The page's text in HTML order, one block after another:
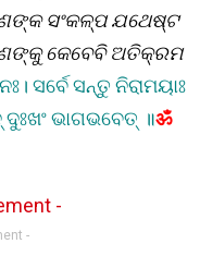
ସଂକଳ୍ପ ଯଥେଷ୍ଟ
କେବେବି ଅତିକ୍ରମ
ସର୍ବେ ସନ୍ତୁ ନିରାମୟାଃ
ଭାଗଭବେତ୍ ॥ॐ
-